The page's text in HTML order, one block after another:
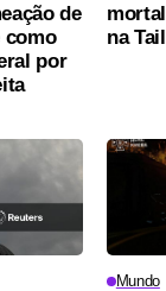
de
como
por
na
Mundo